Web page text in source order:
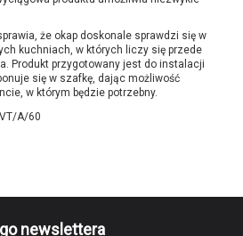
że okap doskonale sprawdzi się w
kuchniach, w których liczy się przede
Produkt przygotowany jest do instalacji
się w szafkę, dając możliwość
w którym będzie potrzebny.
newslettera